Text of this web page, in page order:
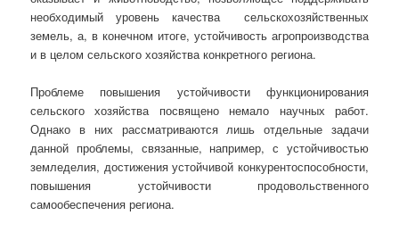
необходимый уровень качества сельскохозяйственных
земель, а, в конечном итоге, устойчивость агропроизводства
и в целом сельского хозяйства конкретного региона.
Проблеме повышения устойчивости функционирования
сельского хозяйства посвящено немало научных работ.
Однако в них рассматриваются лишь отдельные задачи
данной проблемы, связанные, например, с устойчивостью
земледелия, достижения устойчивой конкурентоспособности,
повышения устойчивости продовольственного
самообеспечения региона.